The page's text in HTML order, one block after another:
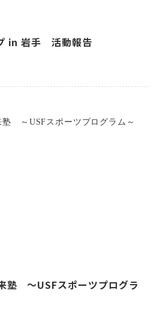
in 岩手 活動報告
塾 ～USFスポーツプログラ